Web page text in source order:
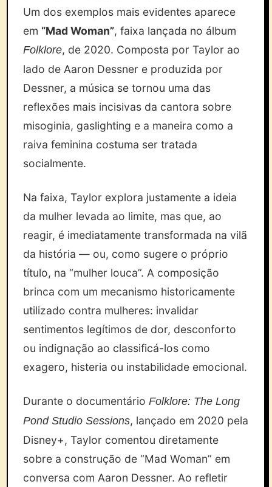
Um dos exemplos mais evidentes aparece
em “Mad Woman”, faixa lançada no álbum
Folklore, de 2020. Composta por Taylor ao
lado de Aaron Dessner e produzida por
Dessner, a música se tornou uma das
reflexões mais incisivas da cantora sobre
misoginia, gaslighting e a maneira como a
raiva feminina costuma ser tratada
socialmente.
Na faixa, Taylor explora justamente a ideia
da mulher levada ao limite, mas que, ao
reagir, é imediatamente transformada na vilã
da história — ou, como sugere o próprio
título, na “mulher louca”. A composição
brinca com um mecanismo historicamente
utilizado contra mulheres: invalidar
sentimentos legítimos de dor, desconforto
ou indignação ao classificá-los como
exagero, histeria ou instabilidade emocional.
Durante o documentárioFolklore: The Long
Pond Studio Sessions, lançado em 2020 pela
Disney+, Taylor comentou diretamente
sobre a construção de “Mad Woman” em
conversa com Aaron Dessner. Ao refletir